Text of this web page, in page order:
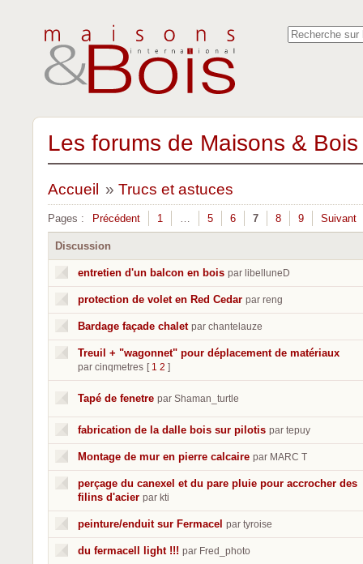
Les forums de Maisons &
Accueil » Trucs et astuces
Pages : Précédent 1 … 5 6 7 8 9 Suivant
Discussion
entretien d'un balcon en bois par libelluneD
protection de volet en Red Cedar par reng
Bardage façade chalet par chantelauze
Treuil + "wagonnet" pour déplacement de matériaux
par cinqmetres [ 1 2 ]
Tapé de fenetre par Shaman_turtle
fabrication de la dalle bois sur pilotis par tepuy
Montage de mur en pierre calcaire par MARC T
perçage du canexel et du pare pluie pour accrocher des
filins d'acier par kti
peinture/enduit sur Fermacel par tyroise
du fermacell light !!! par Fred_photo